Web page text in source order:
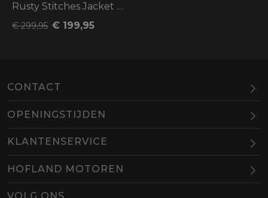
Rusty Stitches Jacket Cooper
€ 299,95 € 199,95
CONTACT
BEL EMAIL
OPENINGSTIJDEN
Maandag
Dinsdag
10.00-18.00
Woensdag
Donderdag
KLANTENSERVICE
HOFLAND MOTOREN